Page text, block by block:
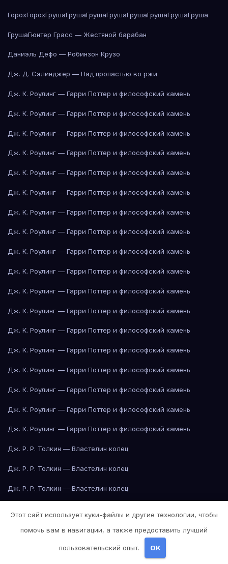
ГорохГорохГрушаГрушаГрушаГрушаГрушаГрушаГрушаГруша
ГрушаГюнтер Грасс — Жестяной барабан
Даниэль Дефо — Робинзон Крузо
Дж. Д. Сэлинджер — Над пропастью во ржи
Дж. К. Роулинг — Гарри Поттер и философский камень
Дж. К. Роулинг — Гарри Поттер и философский камень
Дж. К. Роулинг — Гарри Поттер и философский камень
Дж. К. Роулинг — Гарри Поттер и философский камень
Дж. К. Роулинг — Гарри Поттер и философский камень
Дж. К. Роулинг — Гарри Поттер и философский камень
Дж. К. Роулинг — Гарри Поттер и философский камень
Дж. К. Роулинг — Гарри Поттер и философский камень
Дж. К. Роулинг — Гарри Поттер и философский камень
Дж. К. Роулинг — Гарри Поттер и философский камень
Дж. К. Роулинг — Гарри Поттер и философский камень
Дж. К. Роулинг — Гарри Поттер и философский камень
Дж. К. Роулинг — Гарри Поттер и философский камень
Дж. К. Роулинг — Гарри Поттер и философский камень
Дж. К. Роулинг — Гарри Поттер и философский камень
Дж. К. Роулинг — Гарри Поттер и философский камень
Дж. К. Роулинг — Гарри Поттер и философский камень
Дж. К. Роулинг — Гарри Поттер и философский камень
Дж. Р. Р. Толкин — Властелин колец
Дж. Р. Р. Толкин — Властелин колец
Дж. Р. Р. Толкин — Властелин колец
Дж. Р. Р. Толкин — Властелин колец
Дж. Р. Р. Толкин — Властелин колец
Этот сайт использует куки-файлы и другие технологии, чтобы
помочь вам в навигации, а также предоставить лучший
пользовательский опыт. OK